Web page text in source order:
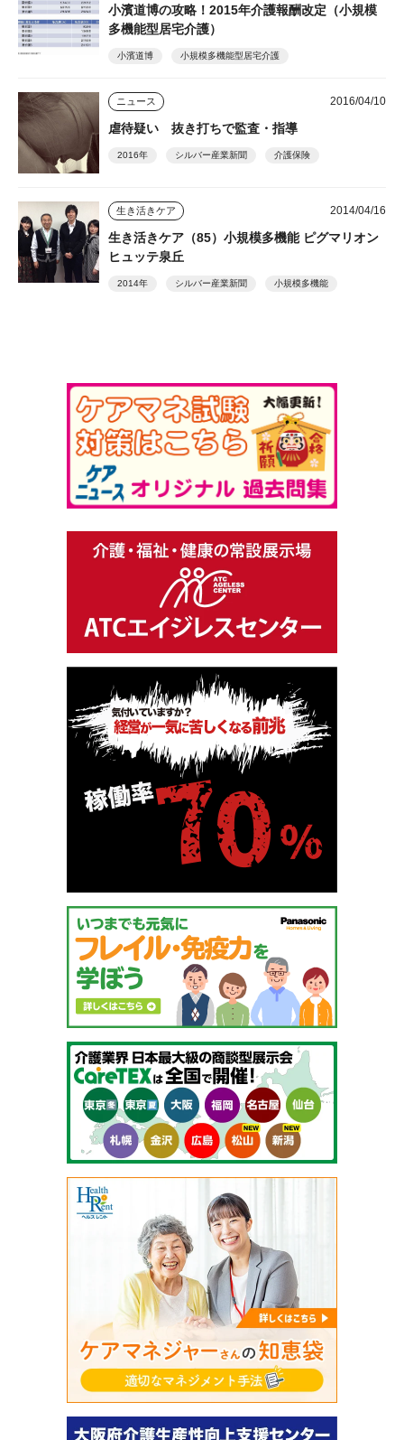
小濱道博の攻略！2015年介護報酬改定（小規模
多機能型居宅介護）
小濱道博 小規模多機能型居宅介護
ニュース 2016/04/10
虐待疑い 抜き打ちで監査・指導
2016年 シルバー産業新聞 介護保険
生き活きケア 2014/04/16
生き活きケア（85）小規模多機能 ピグマリオン
ヒュッテ泉丘
2014年 シルバー産業新聞 小規模多機能